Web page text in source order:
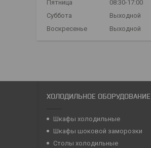
Пятница
08:30-17:00
Суббота
Выходной
Воскресенье
Выходной
ХОЛОДИЛЬНОЕ ОБОРУДОВАНИЕ
Шкафы холодильные
Шкафы шоковой заморозки
Столы холодильные